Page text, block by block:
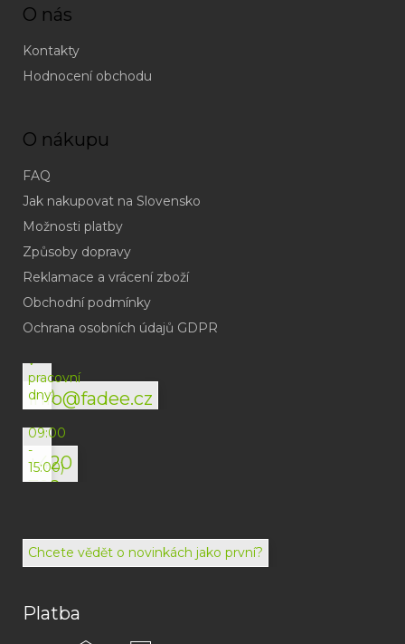
O nás
Kontakty
Hodnocení obchodu
O nákupu
FAQ
Jak nakupovat na Slovensko
Možnosti platby
Způsoby dopravy
Reklamace a vrácení zboží
Obchodní podmínky
Ochrana osobních údajů GDPR
info@fadee.cz
(odpověď
do
v
pracovní
dny)
+420
792
072
(Po-
09:00
-
15:00)
Chcete vědět o novinkách jako první?
Platba